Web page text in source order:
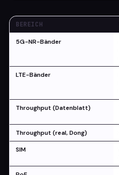
BEREICH
5G-NR-Bänder
LTE-Bänder
Throughput (Datenblatt)
Throughput (real, Dong)
SIM